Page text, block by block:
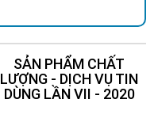
SẢN PHẨM CHẤT
LƯỢNG - DỊCH VỤ TIN
DÙNG LẦN VII - 2020